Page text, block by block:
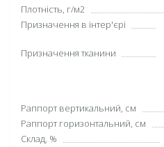
Плотність, г/м2
Призначення в інтер'єрі
Призначення тканини
Раппорт вертикальний, см
Раппорт горизонтальний, см
Склад, %